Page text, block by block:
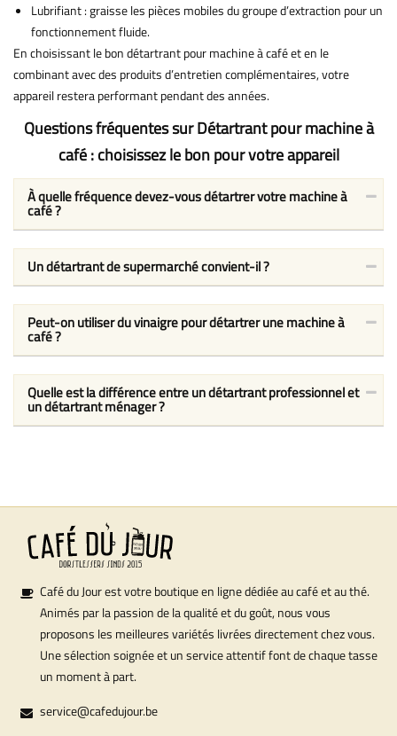
Lubrifiant : graisse les pièces mobiles du groupe d’extraction pour un
fonctionnement fluide.
En choisissant le bon détartrant pour machine à café et en le
combinant avec des produits d’entretien complémentaires, votre
appareil restera performant pendant des années.
Questions fréquentes sur Détartrant pour machine à
café : choisissez le bon pour votre appareil
À quelle fréquence devez-vous détartrer votre machine à
café ?
Un détartrant de supermarché convient-il ?
Peut-on utiliser du vinaigre pour détartrer une machine à
café ?
Quelle est la différence entre un détartrant professionnel et
un détartrant ménager ?
Café du Jour est votre boutique en ligne dédiée au café et au thé.
Animés par la passion de la qualité et du goût, nous vous
proposons les meilleures variétés livrées directement chez vous.
Une sélection soignée et un service attentif font de chaque tasse
un moment à part.
service@cafedujour.be